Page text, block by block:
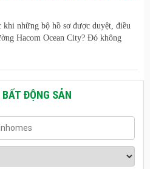
những bộ hồ sơ được duyệt, điều
Hacom Ocean City? Đó không
ĐỘNG SẢN